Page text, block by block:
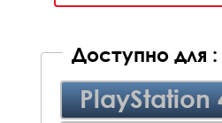
Доступно для :
PlayStation